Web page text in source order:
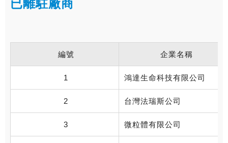
已離駐廠商
編號 企業名稱
1 鴻達生命科技有限公司
2 台灣法瑞斯公司
3 微粒體有限公司